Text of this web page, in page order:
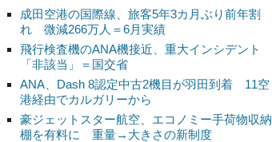
成田空港の国際線、旅客5年3カ月ぶり前年割
れ 微減266万人＝6月実績
飛行検査機のANA機接近、重大インシデント
「非該当」＝国交省
ANA、Dash 8認定中古2機目が羽田到着 11空
港経由でカルガリーから
豪ジェットスター航空、エコノミー手荷物収納
棚を有料に 重量→大きさの新制度